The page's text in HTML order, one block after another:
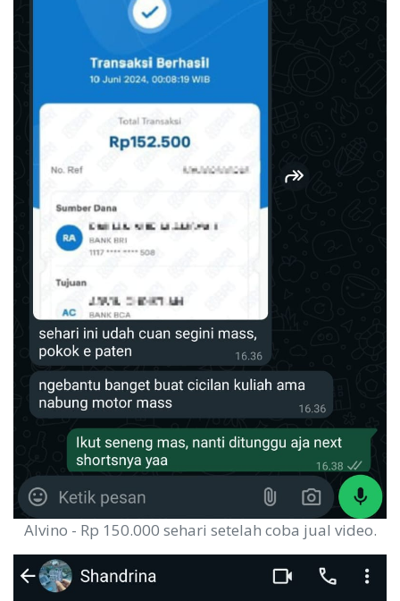
Alvino - Rp 150.000 sehari setelah coba jual video.